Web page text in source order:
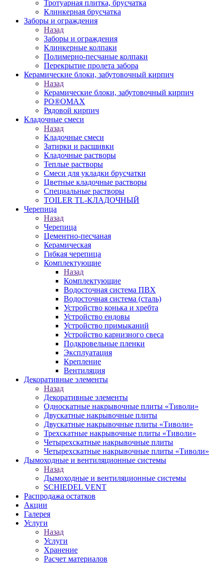
Тротуарная плитка, брусчатка
Клинкерная брусчатка
Заборы и ограждения
Назад
Заборы и ограждения
Клинкерные колпаки
Полимерно-песчаные колпаки
Перекрытие пролета забора
Керамические блоки, забутовочный кирпич
Назад
Керамические блоки, забутовочный кирпич
PO®OMAX
Рядовой кирпич
Кладочные смеси
Назад
Кладочные смеси
Затирки и расшивки
Кладочные растворы
Теплые растворы
Смеси для укладки брусчатки
Цветные кладочные растворы
Специальные растворы
TOILER TL-КЛАДОЧНЫЙ
Черепица
Назад
Черепица
Цементно-песчаная
Керамическая
Гибкая черепица
Комплектующие
Назад
Комплектующие
Водосточная система ПВХ
Водосточная система (сталь)
Устройство конька и хребта
Устройство ендовы
Устройство примыканий
Устройство карнизного свеса
Подкровельные пленки
Эксплуатация
Крепление
Вентиляция
Декоративные элементы
Назад
Декоративные элементы
Односкатные накрывочные плиты «Тиволи»
Двускатные накрывочные плиты
Двускатные накрывочные плиты «Тиволи»
Трехскатные накрывочные плиты «Тиволи»
Четырехскатные накрывочные плиты
Четырехскатные накрывочные плиты «Тиволи»
Дымоходные и вентиляционные системы
Назад
Дымоходные и вентиляционные системы
SCHIEDEL VENT
Распродажа остатков
Акции
Галерея
Услуги
Назад
Услуги
Хранение
Расчет материалов